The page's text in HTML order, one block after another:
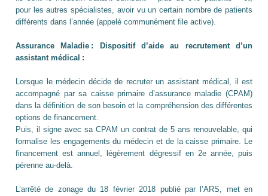
pour les autres spécialistes, avoir vu un certain nombre de patients
différents dans l’année (appelé communément file active).
Assurance Maladie : Dispositif d’aide au recrutement d’un
assistant médical :
Lorsque le médecin décide de recruter un assistant médical, il est
accompagné par sa caisse primaire d’assurance maladie (CPAM)
dans la définition de son besoin et la compréhension des différentes
options de financement.
Puis, il signe avec sa CPAM un contrat de 5 ans renouvelable, qui
formalise les engagements du médecin et de la caisse primaire. Le
financement est annuel, légèrement dégressif en 2e année, puis
pérenne au-delà.
L’arrêté de zonage du 18 février 2018 publié par l’ARS, met en